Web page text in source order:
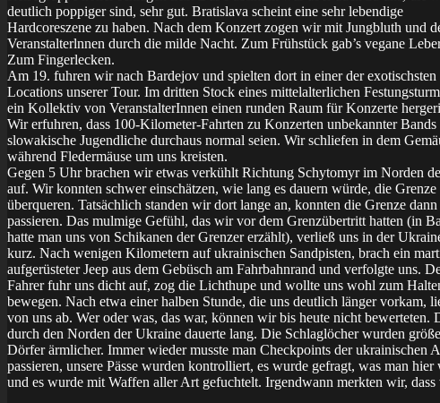
deutlich poppiger sind, sehr gut. Bratislava scheint eine sehr lebendige
Hardcoreszene zu haben. Nach dem Konzert zogen wir mit Jungbluth und
Veranstalterlnnen durch die milde Nacht. Zum Frühstück gab’s vegane
Zum Fingerlecken.
Am 19. fuhren wir nach Bardejov und spielten dort in einer der exotischsten
Locations unserer Tour. Im dritten Stock eines mittelalterlichen
ein Kollektiv von VeranstalterInnen einen runden Raum für Konzerte
Wir erfuhren, dass 100-Kilometer-Fahrten zu Konzerten unbekannter
slowakische Jugendliche durchaus normal seien. Wir schliefen in dem
während Fledermäuse um uns kreisten.
Gegen 5 Uhr brachen wir etwas verkühlt Richtung Schytomyr im Norden
auf. Wir konnten schwer einschätzen, wie lang es dauern würde, die Grenze
überqueren. Tatsächlich standen wir dort lange an, konnten die Grenze dann
passieren. Das mulmige Gefühl, das wir vor dem Grenzübertritt hatten (in
hatte man uns von Schikanen der Grenzer erzählt), verließ uns in der
kurz. Nach wenigen Kilometern auf ukrainischen Sandpisten, brach ein
aufgerüsteter Jeep aus dem Gebüsch am Fahrbahnrand und verfolgte uns.
Fahrer fuhr uns dicht auf, zog die Lichthupe und wollte uns wohl zum
bewegen. Nach etwa einer halben Stunde, die uns deutlich länger vorkam,
von uns ab. Wer oder was, das war, können wir bis heute nicht bewerteten.
durch den Norden der Ukraine dauerte lang. Die Schlaglöcher wurden
Dörfer ärmlicher. Immer wieder musste man Checkpoints der ukrainischen
passieren, unsere Pässe wurden kontrolliert, es wurde gefragt, was man hier
und es wurde mit Waffen aller Art gefuchtelt. Irgendwann merkten wir,